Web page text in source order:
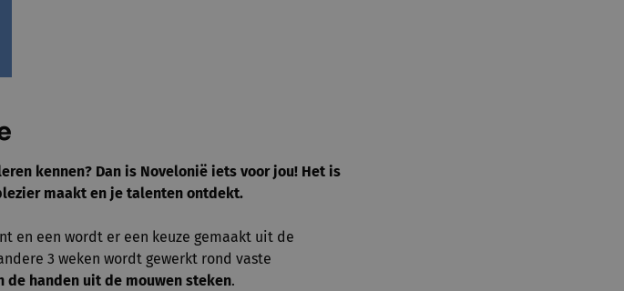
kennen? Dan is Novelonië iets voor jou! Het is
maakt en je talenten ontdekt.
en een wordt er een keuze gemaakt uit de
3 weken wordt gewerkt rond vaste
de handen uit de mouwen steken.